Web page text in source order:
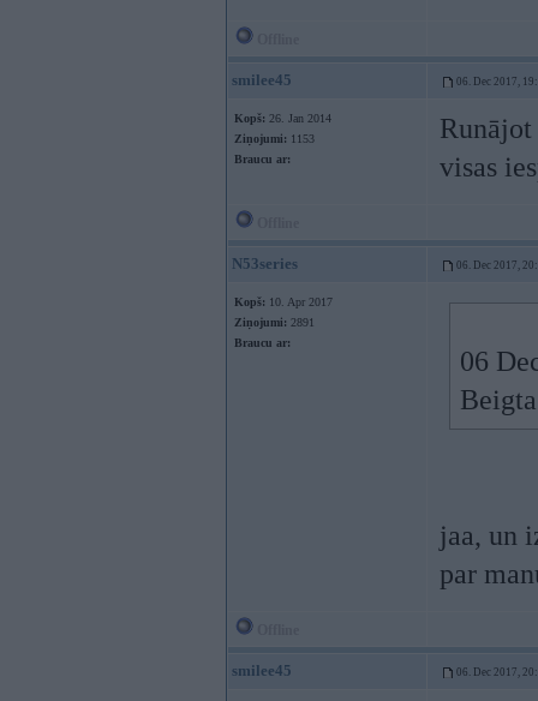
smilee45 06. Dec 2017,
Kopš: 26. Jan 2014
Ziņojumi: 1153
Braucu ar:
Runājot
visas
N53series 06. Dec 2017,
Kopš: 10. Apr 2017
Ziņojumi: 2891
Braucu ar:
06
jaa, un
par
smilee45 06. Dec 2017,